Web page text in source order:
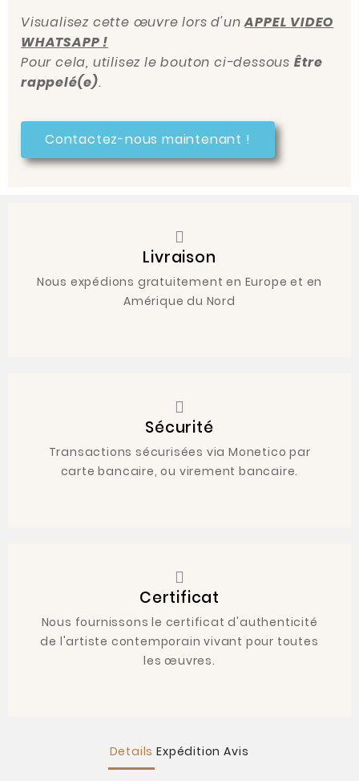
Visualisez cette œuvre lors d'unAPPEL VIDEO
WHATSAPP !
Pour cela, utilisez le bouton ci-dessous Être
rappelé(e).
Contactez-nous maintenant !
Livraison
Nous expédions gratuitement en Europe et en
Amérique du Nord
Sécurité
Transactions sécurisées via Monetico par
carte bancaire, ou virement bancaire.
Certificat
Nous fournissons le certificat d'authenticité
de l'artiste contemporain vivant pour toutes
les œuvres.
Details Expédition Avis